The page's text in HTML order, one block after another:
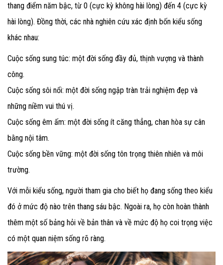
thang điểm năm bậc, từ 0 (cực kỳ không hài lòng) đến 4 (cực kỳ
hài lòng). Đồng thời, các nhà nghiên cứu xác định bốn kiểu sống
khác nhau:
Cuộc sống sung túc: một đời sống đầy đủ, thịnh vượng và thành
công.
Cuộc sống sôi nổi: một đời sống ngập tràn trải nghiệm đẹp và
những niềm vui thú vị.
Cuộc sống êm ấm: một đời sống ít căng thẳng, chan hòa sự cân
bằng nội tâm.
Cuộc sống bền vững: một đời sống tôn trọng thiên nhiên và môi
trường.
Với mỗi kiểu sống, người tham gia cho biết họ đang sống theo kiểu
đó ở mức độ nào trên thang sáu bậc. Ngoài ra, họ còn hoàn thành
thêm một số bảng hỏi về bản thân và về mức độ họ coi trọng việc
có một quan niệm sống rõ ràng.